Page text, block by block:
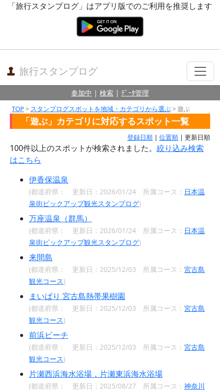
「旅行スタンプログ」はアプリ版でのご利用を推奨します
旅行スタンプログ
参加中 | 検索 | ﾃﾞｰﾀ管理
TOP> スタンプログスポットを地域・カテゴリから選ぶ> 遊ぶ
「遊ぶ」カテゴリに対応するスポット一覧
登録日順 | 位置順 | 更新日順
100件以上のスポットが検索されました。 絞り込み検索
はこちら
伊香保温泉
(都道府県： 更新日：2026/01/24 所属コース： 日本温
泉街ピックアップ観光スタンプログ)
万座温泉（群馬）
(都道府県： 更新日：2026/01/24 所属コース： 日本温
泉街ピックアップ観光スタンプログ)
来間島
(都道府県： 更新日：2025/12/03 所属コース： 宮古島
観光コース)
まいぱり 宮古島熱帯果樹園
(都道府県： 更新日：2025/12/03 所属コース： 宮古島
観光コース)
前浜ビーチ
(都道府県： 更新日：2025/12/03 所属コース： 宮古島
観光コース)
片瀬西浜海水浴場，片瀬東浜海水浴場
(都道府県： 更新日：2025/08/27 所属コース： 神奈川